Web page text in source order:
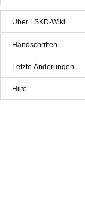
Über LSKD-Wiki
Handschriften
Letzte Änderungen
Hilfe